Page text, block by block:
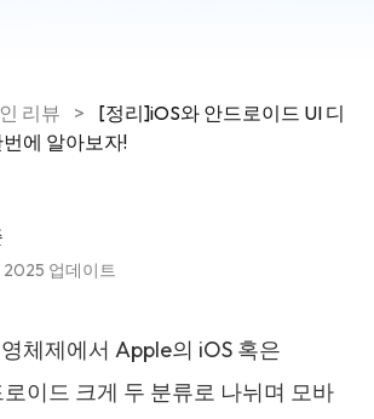
리뷰 >
[정리]iOS와 안드로이드 UI 디
에 알아보자!
2025 업데이트
체제에서 Apple의 iOS 혹은
이드 크게 두 분류로 나뉘며 모바